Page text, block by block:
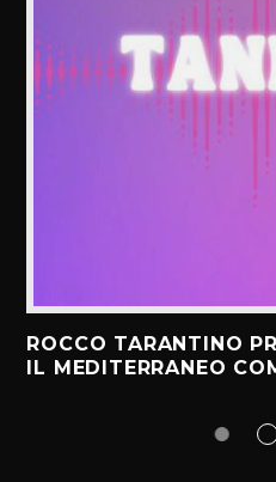
ROCCO TARANTINO
IL MEDITERRANEO